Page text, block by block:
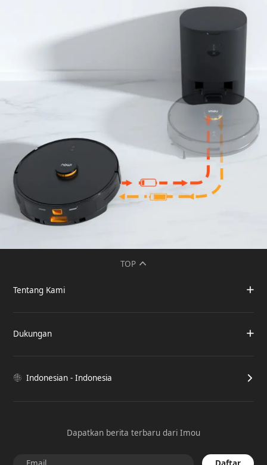
TOP
Tentang Kami
Dukungan
Indonesian - Indonesia
Dapatkan berita terbaru dari Imou